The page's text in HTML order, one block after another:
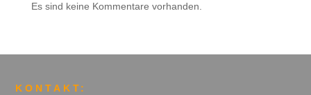
Es sind keine Kommentare vorhanden.
KONTAKT: